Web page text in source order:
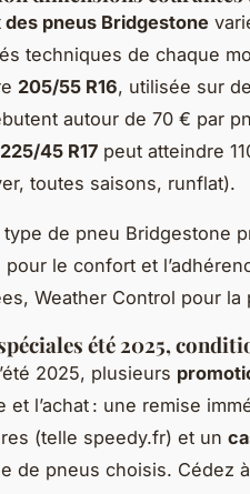
des pneus Bridgestone
techniques de chaque
205/55 R16, utilisée sur
autour de 70 € par
225/45 R17 peut atteindre
toutes saisons, runflat).
type de pneu Bridgestone
pour le confort et
Weather Control pour la
été 2025,
2025, plusieurs
et l’achat : une remise
(telle speedy.fr) et un
de pneus choisis. Cédez